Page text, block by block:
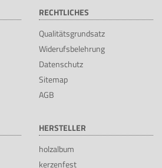
RECHTLICHES
Qualitätsgrundsatz
Widerufsbelehrung
Datenschutz
Sitemap
AGB
HERSTELLER
holzalbum
kerzenfest